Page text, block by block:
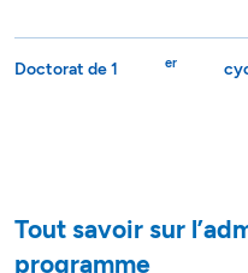
Doctorat de 1 er
Tout savoir sur
programme